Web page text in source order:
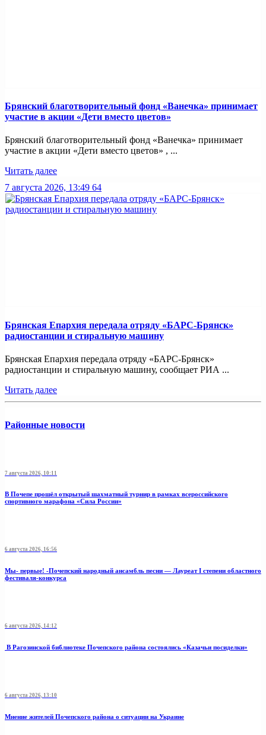
Брянский благотворительный фонд «Ванечка» принимает
участие в акции «Дети вместо цветов»
Брянский благотворительный фонд «Ванечка» принимает
участие в акции «Дети вместо цветов» , ...
Читать далее
7 августа 2026, 13:49 64
Брянская Епархия передала отряду «БАРС-Брянск»
радиостанции и стиральную машину
Брянская Епархия передала отряду «БАРС-Брянск»
радиостанции и стиральную машину, сообщает РИА ...
Читать далее
Районные новости
7 августа 2026, 10:11
В Почепе прошёл открытый шахматный турнир в рамках всероссийского
спортивного марафона «Сила России»
6 августа 2026, 16:56
Мы- первые! -Почепский народный ансамбль песни — Лауреат I степени областного
фестиваля-конкурса
6 августа 2026, 14:12
В Рагозинской библиотеке Почепского района состоялись «Казачьи посиделки»
6 августа 2026, 13:10
Мнение жителей Почепского района о ситуации на Украине